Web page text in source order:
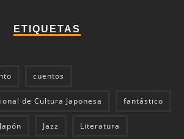
ETIQUETAS
cuentos
de Cultura Japonesa fantástico
Japón Jazz Literatura